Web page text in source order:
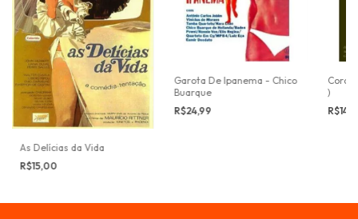
As Delícias da Vida
R$15,00
Garota De Ipanema - Chico
Buarque
R$24,99
)